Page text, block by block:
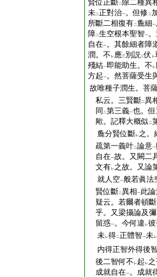
賢位正斷二 除二種異
未二正對治一。但修 二
所斷二相復有二麁細一
障二生空根本聖智一
自在一。其餘細者障
潤。不 レ應三別説二伏 レ
殘結一即能助生。不 レ
方起一。然菩薩受生
故唯種子潤生。菩
私云。三賢斷二異
同 二第三義一也。
歟。記釋大概似 二
麁分賢位斷レ之。
疏第一義叶二論意一
自在一故。又闕二
文有レ之故。又論
就人空一般若眞法
賢位斷二異相一此
疑云。若爾者頓
乎。又梁攝論及
留惑一。今何違 レ
未レ得二正體智一未レ
内得正智外得後
後二智何不 レ起 レ
成就自在一。成就